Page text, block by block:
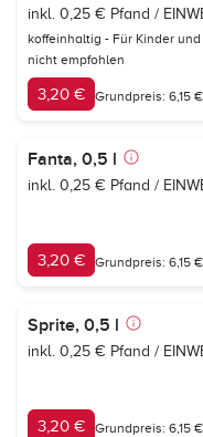
inkl. 0,25 € Pfand /
koffeinhaltig - Für Kinder
nicht empfohlen
3,20 € Grundpreis: 6,15
Fanta, 0,5 l
inkl. 0,25 € Pfand /
3,20 € Grundpreis: 6,15
Sprite, 0,5 l
inkl. 0,25 € Pfand /
3,20 € Grundpreis: 6,15